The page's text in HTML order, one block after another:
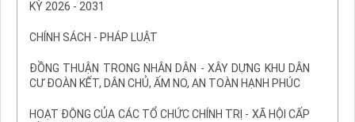
KỲ 2026 - 2031
CHÍNH SÁCH - PHÁP LUẬT
ĐỒNG THUẬN TRONG NHÂN DÂN - XÂY DỰNG KHU DÂN
CƯ ĐOÀN KẾT, DÂN CHỦ, ẤM NO, AN TOÀN HẠNH PHÚC
HOẠT ĐỘNG CỦA CÁC TỔ CHỨC CHÍNH TRỊ - XÃ HỘI CẤP
Trước